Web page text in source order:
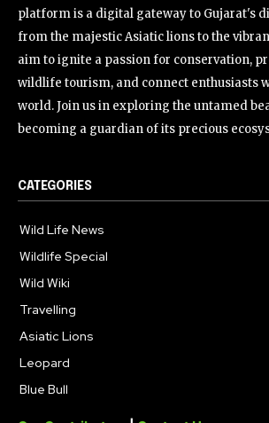
platform is a digital gateway to Gujarat's
from the majestic Asiatic lions to the
aim to ignite a passion for conservation,
wildlife tourism, and connect enthusiasts
world. Join us in exploring the untamed
becoming a guardian of its precious
CATEGORIES
Wild Life News
Wildlife Special
Wild Wiki
Travelling
Asiatic Lions
Leopard
Blue Bull